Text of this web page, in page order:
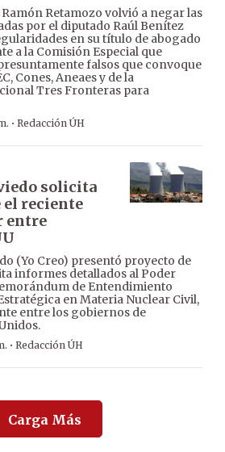
Retamozo volvió a negar las
por el diputado Raúl Benítez
en su título de abogado
a la Comisión Especial que
falsos que convoque
Cones, Aneaes y de la
Tres Fronteras para
· Redacción ÚH
solicita
reciente
entre
(Yo Creo) presentó proyecto de
informes detallados al Poder
de Entendimiento
en Materia Nuclear Civil,
entre los gobiernos de
· Redacción ÚH
Carga Más